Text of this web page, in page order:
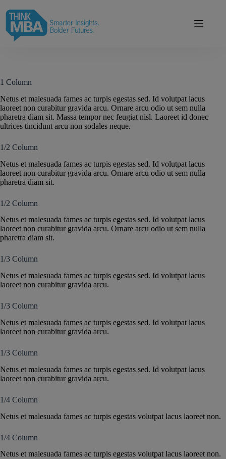
content
1 Column
Netus et malesuada fames ac turpis egestas sed. Id volutpat lacus
laoreet non curabitur gravida arcu. Ornare arcu odio ut sem nulla
pharetra diam sit. Massa tempor nec feugiat nisl. Laoreet id donec
ultrices tincidunt arcu non sodales neque.
1/2 Column
Netus et malesuada fames ac turpis egestas sed. Id volutpat lacus
laoreet non curabitur gravida arcu. Ornare arcu odio ut sem nulla
pharetra diam sit.
1/2 Column
Netus et malesuada fames ac turpis egestas sed. Id volutpat lacus
laoreet non curabitur gravida arcu. Ornare arcu odio ut sem nulla
pharetra diam sit.
1/3 Column
Netus et malesuada fames ac turpis egestas sed. Id volutpat lacus
laoreet non curabitur gravida arcu.
1/3 Column
Netus et malesuada fames ac turpis egestas sed. Id volutpat lacus
laoreet non curabitur gravida arcu.
1/3 Column
Netus et malesuada fames ac turpis egestas sed. Id volutpat lacus
laoreet non curabitur gravida arcu.
1/4 Column
Netus et malesuada fames ac turpis egestas volutpat lacus laoreet non.
1/4 Column
Netus et malesuada fames ac turpis egestas volutpat lacus laoreet non.